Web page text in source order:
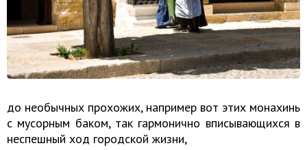
до необычных прохожих, например вот этих монахинь
с мусорным баком, так гармонично вписывающихся в
неспешный ход городской жизни,